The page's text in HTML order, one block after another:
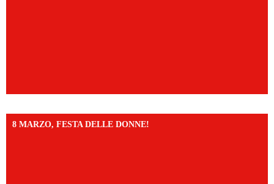
8 MARZO, FESTA DELLE DONNE!